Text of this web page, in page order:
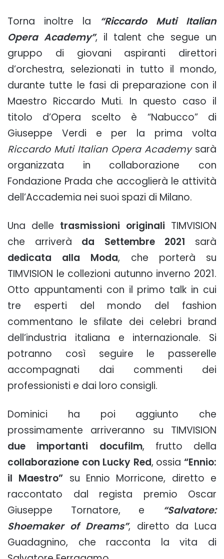
Torna inoltre la
“Riccardo Muti Italian
Opera Academy”, il talent che segue un
gruppo di giovani aspiranti direttori
d’orchestra, selezionati in tutto il mondo,
durante tutte le fasi di preparazione con il
Maestro Riccardo Muti. In questo caso il
titolo d’Opera scelto è “Nabucco” di
Giuseppe Verdi e per la prima volta
Riccardo Muti Italian Opera Academysarà
organizzata in collaborazione con
Fondazione Prada che accoglierà le attività
dell’Accademia nei suoi spazi di Milano.
Una delle trasmissioni originali TIMVISION
che arriverà da Settembre 2021 sarà
dedicata alla Moda, che porterà su
TIMVISION le collezioni autunno inverno 2021.
Otto appuntamenti con il primo talk in cui
tre esperti del mondo del fashion
commentano le sfilate dei celebri brand
dell’industria italiana e internazionale. Si
potranno così seguire le passerelle
accompagnati dai commenti dei
professionisti e dai loro consigli.
Dominici ha poi aggiunto che
prossimamente arriveranno su TIMVISION
due importanti docufilm, frutto della
collaborazione con Lucky Red, ossia“Ennio:
il Maestro” su Ennio Morricone, diretto e
raccontato dal regista premio Oscar
Giuseppe Tornatore, e
“Salvatore:
Shoemaker of Dreams”, diretto da Luca
Guadagnino, che racconta la vita di